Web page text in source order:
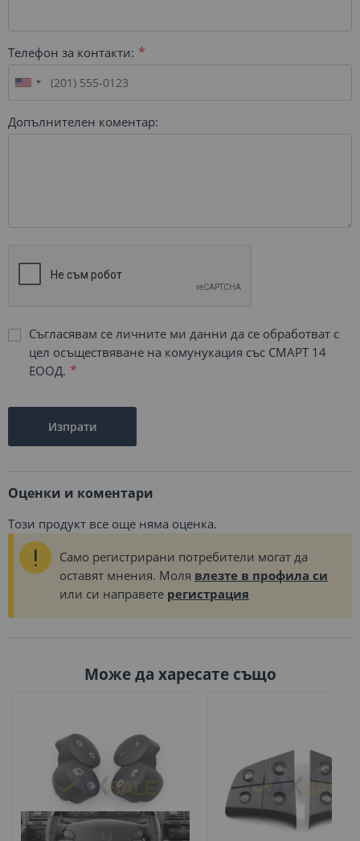
Телефон за контакти:
Допълнителен коментар:
Съгласявам се личните ми данни да се обработват с
цел осъществяване на комунукация със СМАРТ 14
ЕООД.
Изпрати
Оценки и коментари
Този продукт все още няма оценка.
Само регистрирани потребители могат да
оставят мнения. Моля влезте в профила си
или си направете регистрация
Може да харесате също